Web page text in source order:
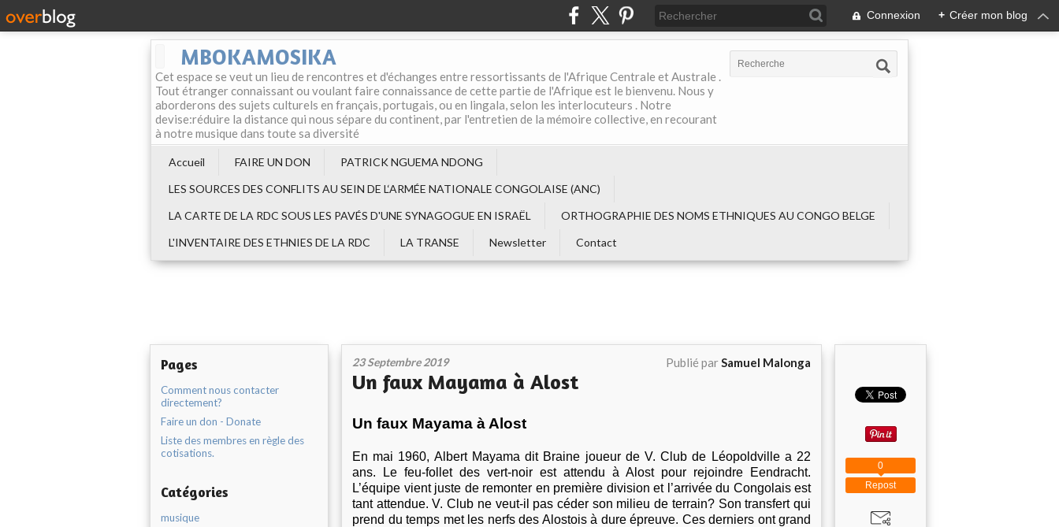
Connexion + Créer mon blog
MBOKAMOSIKA
Cet espace se veut un lieu de rencontres et d'échanges entre ressortissants de l'Afrique Centrale et Australe .
Tout étranger connaissant ou voulant faire connaissance de cette partie de l'Afrique est le bienvenu. Nous y
aborderons des sujets culturels en français, portugais, ou en lingala, selon les interlocuteurs . Notre
devise:réduire la distance qui nous sépare du continent, par l'entretien de la mémoire collective, en recourant
à notre musique dans toute sa diversité
Accueil FAIRE UN DON
PATRICK NGUEMA NDONG
LES SOURCES DES CONFLITS AU SEIN DE L‘ARMÉE NATIONALE CONGOLAISE (ANC)
LA CARTE DE LA RDC SOUS LES PAVÉS D'UNE SYNAGOGUE EN ISRAËL
ORTHOGRAPHIE DES NOMS ETHNIQUES AU CONGO BELGE
L'INVENTAIRE DES ETHNIES DE LA RDC
LA TRANSE Newsletter Contact
Pages
Comment nous contacter
directement?
Faire un don - Donate
Liste des membres en règle des
cotisations.
Catégories
musique
23 Septembre 2019 Publié parSamuel Malonga
Un faux Mayama à Alost
Un faux Mayama à Alost
En mai 1960, Albert Mayama dit Braine joueur de V. Club de Léopoldville a 22
ans. Le feu-follet des vert-noir est attendu à Alost pour rejoindre Eendracht.
L’équipe vient juste de remonter en première division et l’arrivée du Congolais est
tant attendue. V. Club ne veut-il pas céder son milieu de terrain? Son transfert qui
prend du temps met les nerfs des Alostois à dure épreuve. Ces derniers ont grand
Repost
0